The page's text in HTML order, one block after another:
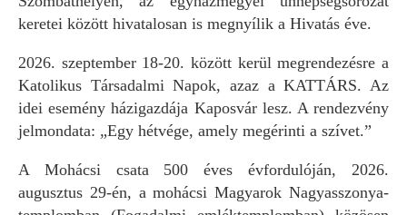
keretei között hivatalosan is megnyílik a Hivatás éve.
2026. szeptember 18-20. között kerül megrendezésre a
Katolikus Társadalmi Napok, azaz a KATTÁRS. Az
idei esemény házigazdája Kaposvár lesz. A rendezvény
jelmondata: „Egy hétvége, amely megérinti a szívet.”
A Mohácsi csata 500 éves évfordulóján, 2026.
augusztus 29-én, a mohácsi Magyarok Nagyasszonya-